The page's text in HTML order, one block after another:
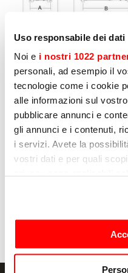
Uso responsabile dei dati
Noi e i nostri 1022
personali, ad esempio il
tecnologie come i cookie
alle informazioni sul
pubblicare annunci e
gli annunci e i contenuti,
i servizi. Avete la
vostri dati e per quali
modificare o revocare il
momento dalla
sull'icona di attivazione
Другие
вас